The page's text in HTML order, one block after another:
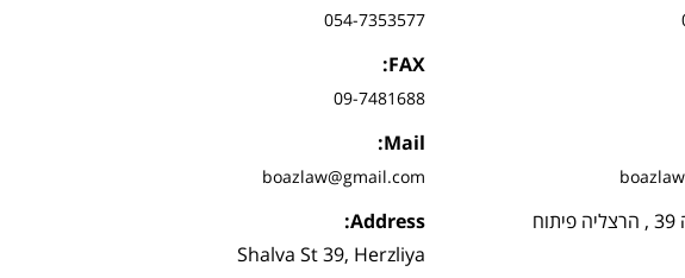
054-7353577
FAX:
09-7481688
Mail:
boazlaw@gmail.com
Address:
Shalva St 39, Herzliya